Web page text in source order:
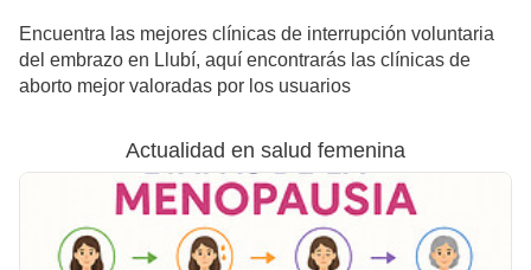
Encuentra las mejores clínicas de interrupción voluntaria
del embrazo en Llubí, aquí encontrarás las clínicas de
aborto mejor valoradas por los usuarios
Actualidad en salud femenina